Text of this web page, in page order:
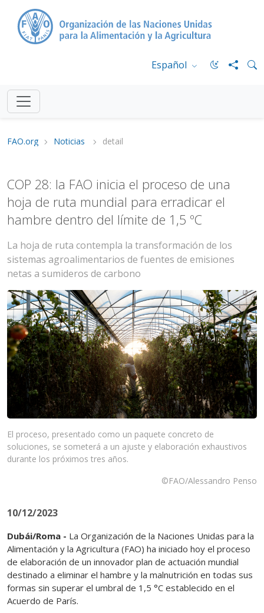
Español
FAO.org Noticias detail
COP 28: la FAO inicia el proceso de una
hoja de ruta mundial para erradicar el
hambre dentro del límite de 1,5 ºC
La hoja de ruta contempla la transformación de los
sistemas agroalimentarios de fuentes de emisiones
netas a sumideros de carbono
El proceso, presentado como un paquete concreto de
soluciones, se someterá a un ajuste y elaboración exhaustivos
durante los próximos tres años.
©FAO/Alessandro Penso
10/12/2023
Dubái/Roma - La Organización de la Naciones Unidas para la
Alimentación y la Agricultura (FAO) ha iniciado hoy el proceso
de elaboración de un innovador plan de actuación mundial
destinado a eliminar el hambre y la malnutrición en todas sus
formas sin superar el umbral de 1,5 °C establecido en el
Acuerdo de París.